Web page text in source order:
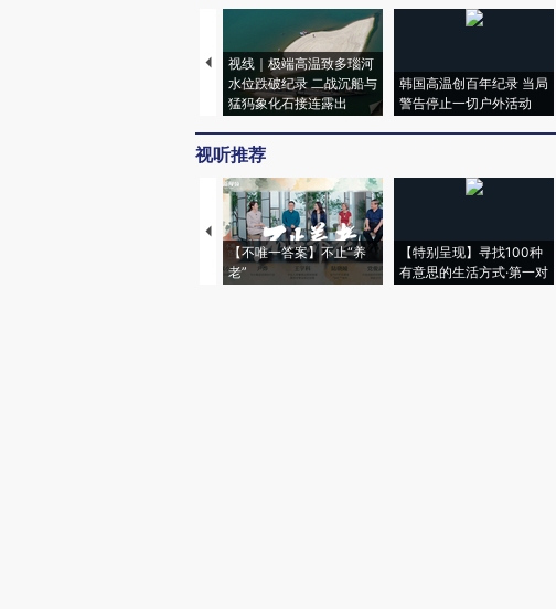
视线｜极端高温致多瑙河
水位跌破纪录 二战沉船与
猛犸象化石接连露出
韩国高温创百年纪录 当局
警告停止一切户外活动
视听推荐
【不唯一答案】不止“养
老”
【特别呈现】寻找100种
有意思的生活方式·第一对